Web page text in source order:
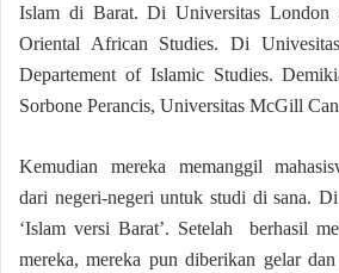
Islam di Barat. Di Universitas London
Oriental African Studies. Di
Departement of Islamic Studies.
Sorbone Perancis, Universitas McGill
Kemudian mereka memanggil
dari negeri-negeri untuk studi di sana.
‘Islam versi Barat’. Setelah berhasil
mereka, mereka pun diberikan gelar